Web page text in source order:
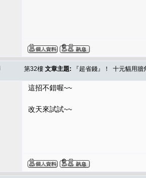
第32樓 文章主題: 『超省錢』！ 十元貓用牆
這招不錯喔~~
改天來試試~~